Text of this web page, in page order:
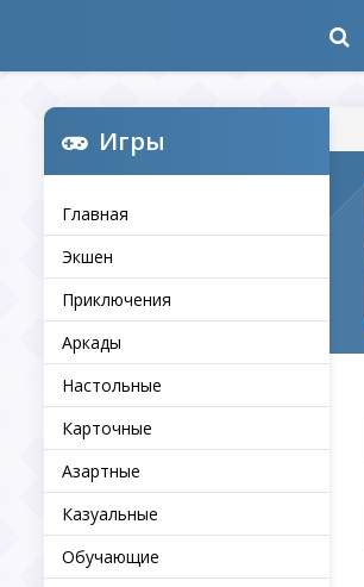
Игры
Главная
Экшен
Приключения
Аркады
Настольные
Карточные
Азартные
Казуальные
Обучающие